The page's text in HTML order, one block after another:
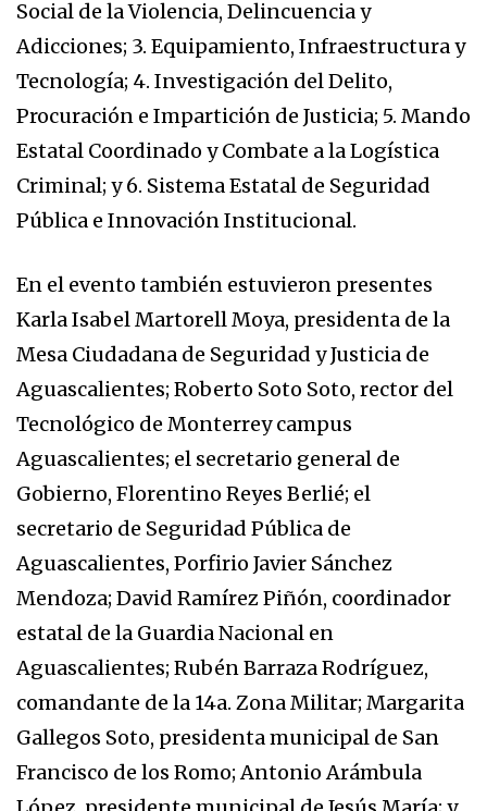
Social de la Violencia, Delincuencia y
Adicciones; 3. Equipamiento, Infraestructura y
Tecnología; 4. Investigación del Delito,
Procuración e Impartición de Justicia; 5. Mando
Estatal Coordinado y Combate a la Logística
Criminal; y 6. Sistema Estatal de Seguridad
Pública e Innovación Institucional.
En el evento también estuvieron presentes
Karla Isabel Martorell Moya, presidenta de la
Mesa Ciudadana de Seguridad y Justicia de
Aguascalientes; Roberto Soto Soto, rector del
Tecnológico de Monterrey campus
Aguascalientes; el secretario general de
Gobierno, Florentino Reyes Berlié; el
secretario de Seguridad Pública de
Aguascalientes, Porfirio Javier Sánchez
Mendoza; David Ramírez Piñón, coordinador
estatal de la Guardia Nacional en
Aguascalientes; Rubén Barraza Rodríguez,
comandante de la 14a. Zona Militar; Margarita
Gallegos Soto, presidenta municipal de San
Francisco de los Romo; Antonio Arámbula